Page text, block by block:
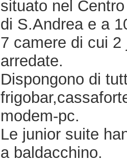
situato nel
di S.Andrea e a
7 camere di cui
arredate.
Dispongono di
modem-pc.
Le junior suite
a baldacchino.